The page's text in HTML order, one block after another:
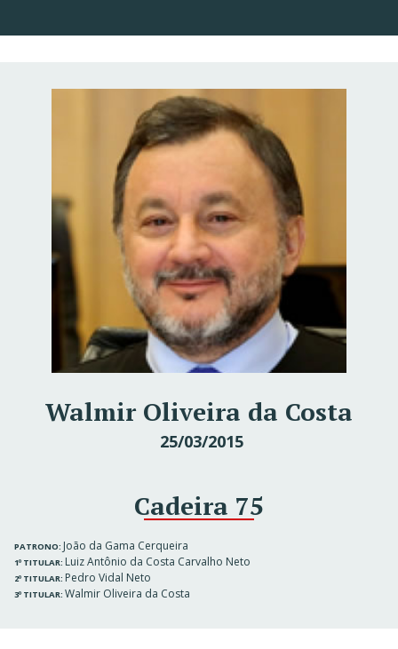
Walmir Oliveira da Costa
25/03/2015
Cadeira 75
PATRONO: João da Gama Cerqueira
1º TITULAR: Luiz Antônio da Costa Carvalho Neto
2º TITULAR: Pedro Vidal Neto
3º TITULAR: Walmir Oliveira da Costa